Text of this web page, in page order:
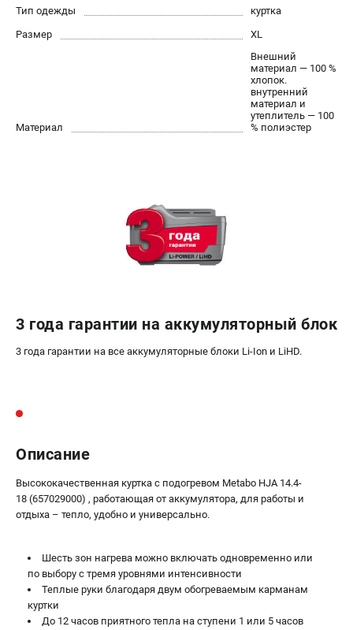
Контакты
Пользовательское соглашение
СЕТЕВОЙ ЭЛЕКТРОИНСТРУМЕНТ
Дрели
Лобзики
Аккумуляторные перфораторы
Наборы инструмента
Аккумуляторные лобзики
РАСХОДНЫЕ МАТЕРИАЛЫ И АКСЕССУАРЫ
Аккумуляторы и зарядные устройства
Запчасти для изделий
Кейсы и сумки
Тип одежды
куртка
Размер
XL
Материал
Внешний
материал — 100 %
хлопок.
внутренний
материал и
утеплитель — 100
% полиэстер
3 года гарантии на аккумуляторный блок
3 года гарантии на все аккумуляторные блоки Li-Ion и LiHD.
Описание
Высококачественная куртка с подогревом Metabo HJA 14.4-
18 (657029000) , работающая от аккумулятора, для работы и
отдыха – тепло, удобно и универсально.
Шесть зон нагрева можно включать одновременно или
по выбору с тремя уровнями интенсивности
Теплые руки благодаря двум обогреваемым карманам
куртки
До 12 часов приятного тепла на ступени 1 или 5 часов